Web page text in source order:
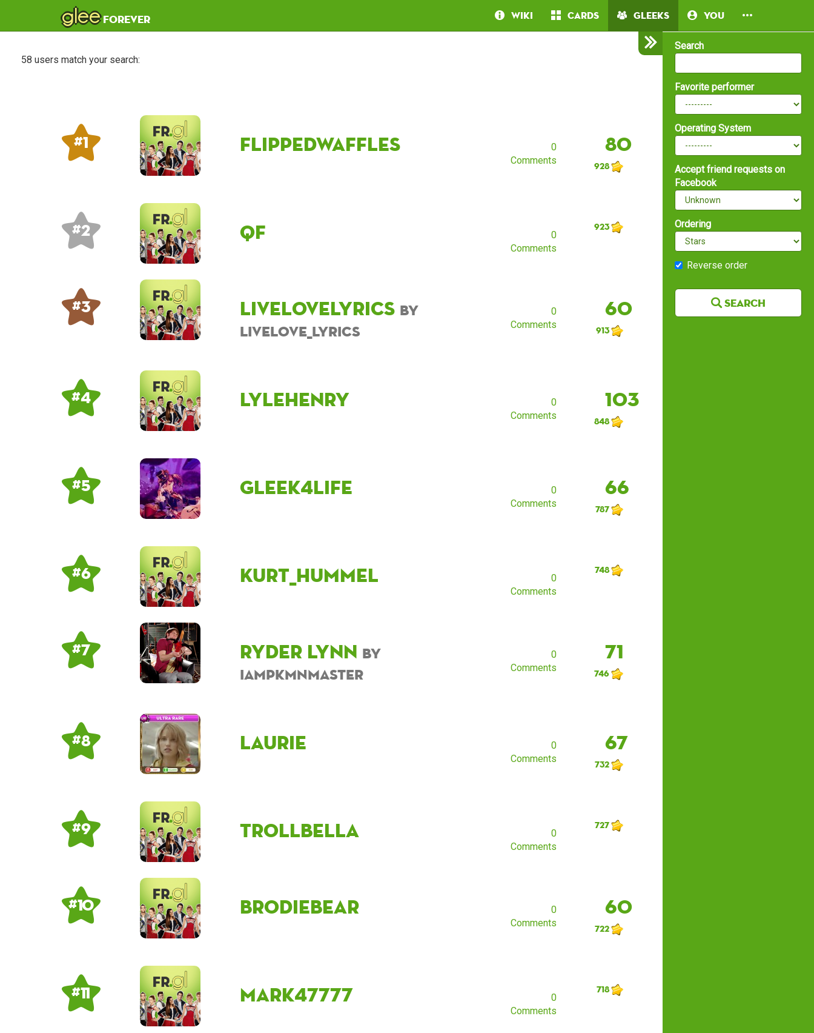
gleeforever Wiki Cards Gleeks You
Search
Favorite performer
Operating System
Accept friend requests on
Facebook
Ordering
Reverse order
Search
58 users match your search:
# 1 flippedwaffles
0
Comments
80
928
# 2 QF
0
Comments
923
# 3 Livelovelyrics by
Livelove_lyrics
0
Comments
60
913
# 4 LyleHenry
0
Comments
103
848
# 5 Gleek4Life
0
Comments
66
787
# 6 Kurt_Hummel
0
Comments
748
# 7 Ryder Lynn by
iampkmnmaster
0
Comments
71
746
# 8 Laurie
0
Comments
67
732
# 9 TrollBella
0
Comments
727
# 10 brodiebear
0
Comments
60
722
# 11 mark47777
0
Comments
718